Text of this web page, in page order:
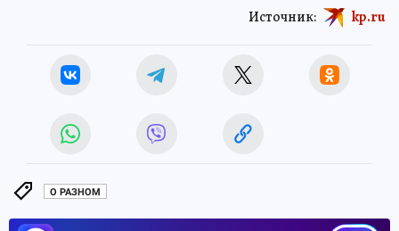
Источник: kp.ru
О РАЗНОМ